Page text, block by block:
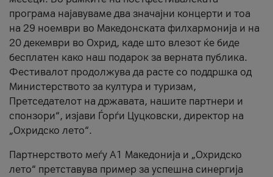
програма најавуваме два значајни концерти и тоа
на 29 ноември во Македонската филхармонија и на
20 декември во Охрид, каде што влезот ќе биде
бесплатен како наш подарок за верната публика.
Фестивалот продолжува да расте со поддршка од
Министерството за култура и туризам,
Претседателот на државата, нашите партнери и
спонзори“, изјави Ѓорѓи Цуцковски, директор на
„Охридско лето“.
Партнерството меѓу A1 Македонија и „Охридско
лето“ претставува пример за успешна синергија